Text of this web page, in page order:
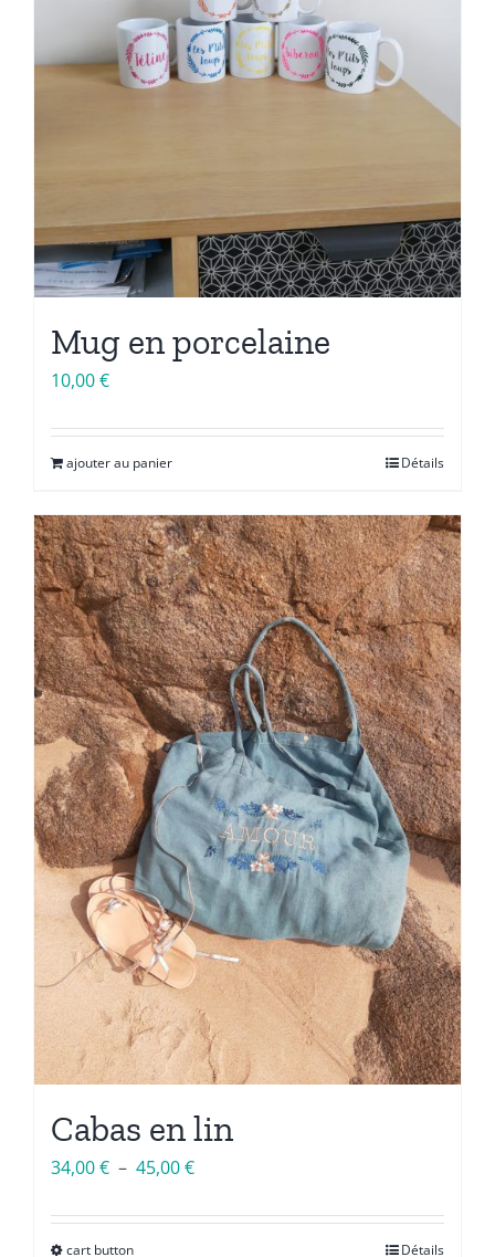
Mug en porcelaine
10,00€
ajouter au panier Détails
Cabas en lin
34,00€ – 45,00€Plage
prix :
cart button Détails